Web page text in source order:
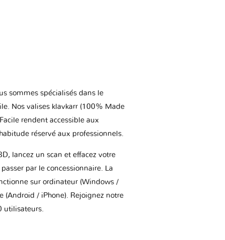
sommes spécialisés dans le
Nos valises klavkarr (100% Made
rendent accessible aux
réservé aux professionnels.
lancez un scan et effacez votre
par le concessionnaire. La
sur ordinateur (Windows /
(Android / iPhone). Rejoignez notre
utilisateurs.